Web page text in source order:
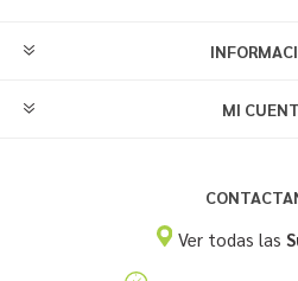
MI
Ver todas las